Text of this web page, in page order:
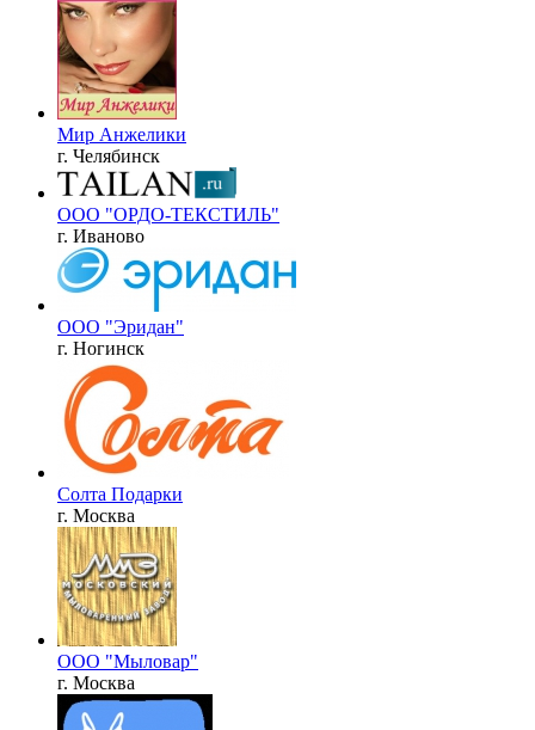
Мир Анжелики
г. Челябинск
ООО "ОРДО-ТЕКСТИЛЬ"
г. Иваново
ООО "Эридан"
г. Ногинск
Солта Подарки
г. Москва
ООО "Мыловар"
г. Москва